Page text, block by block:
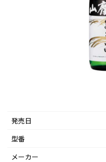
発売日
型番
メーカー